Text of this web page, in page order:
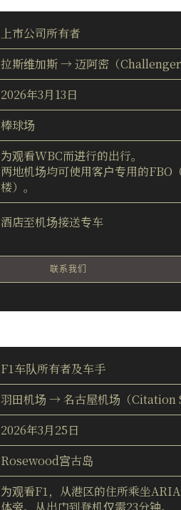
上市公司所有者
拉斯维加斯 → 迈阿密（Challenger
2026年3月13日
棒球场
为观看WBC而进行的出行。
两地机场均可使用客户专用的FBO
楼）。
酒店至机场接送专车
联系我们
F1车队所有者及车手
羽田机场 → 名古屋机场（Citation
2026年3月25日
Rosewood宫古岛
为观看F1，从港区的住所乘坐
体旁。从出门到登机仅需23分钟。